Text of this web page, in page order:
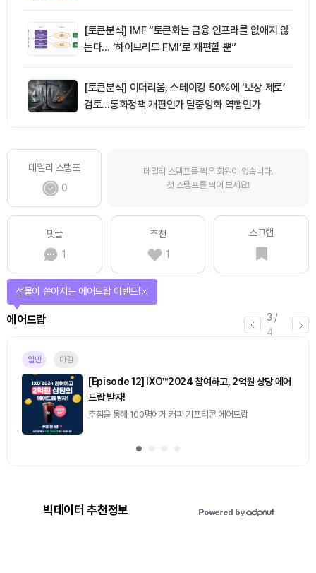
[토큰분석] IMF “토큰화는 금융 인프라를 없애지 않
는다… ‘하이브리드 FMI’로 재편할 뿐”
[토큰분석] 이더리움, 스테이킹 50%에 ‘보상 제로’
검토…통화정책 개편인가 탈중앙화 역행인가
데일리 스탬프
0
데일리 스탬프를 찍은 회원이 없습니다.
첫 스탬프를 찍어 보세요!
댓글
1
추천
1
스크랩
4 /
4
퀴즈
퀴즈풀고 선물 받자!
진행중
[토큰포스트] 기사 퀴즈 658회차
2026.08.07 (금) ~ 2026.08.08 (토)
빅데이터 추천정보